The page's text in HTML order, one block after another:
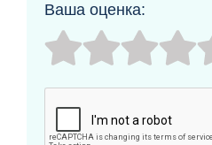
Ваша оценка: